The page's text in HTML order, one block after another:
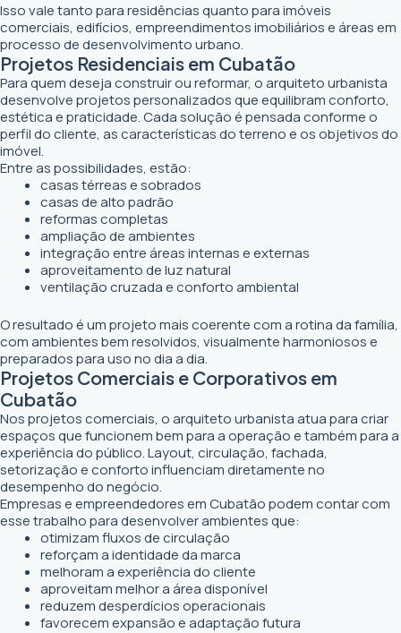
Isso vale tanto para residências quanto para imóveis
comerciais, edifícios, empreendimentos imobiliários e áreas em
processo de desenvolvimento urbano.
Projetos Residenciais em Cubatão
Para quem deseja construir ou reformar, o arquiteto urbanista
desenvolve projetos personalizados que equilibram conforto,
estética e praticidade. Cada solução é pensada conforme o
perfil do cliente, as características do terreno e os objetivos do
imóvel.
Entre as possibilidades, estão:
casas térreas e sobrados
casas de alto padrão
reformas completas
ampliação de ambientes
integração entre áreas internas e externas
aproveitamento de luz natural
ventilação cruzada e conforto ambiental
O resultado é um projeto mais coerente com a rotina da família,
com ambientes bem resolvidos, visualmente harmoniosos e
preparados para uso no dia a dia.
Projetos Comerciais e Corporativos em
Cubatão
Nos projetos comerciais, o arquiteto urbanista atua para criar
espaços que funcionem bem para a operação e também para a
experiência do público. Layout, circulação, fachada,
setorização e conforto influenciam diretamente no
desempenho do negócio.
Empresas e empreendedores em Cubatão podem contar com
esse trabalho para desenvolver ambientes que:
otimizam fluxos de circulação
reforçam a identidade da marca
melhoram a experiência do cliente
aproveitam melhor a área disponível
reduzem desperdícios operacionais
favorecem expansão e adaptação futura